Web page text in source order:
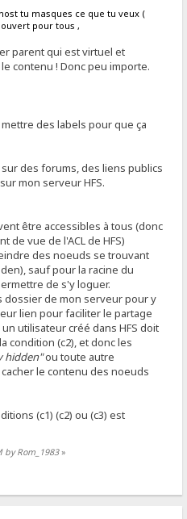
tu masques ce que tu veux (
pour tous ,
parent qui est virtuel et
contenu ! Donc peu importe.
des labels pour que ça
des forums, des liens publics
mon serveur HFS.
être accessibles à tous (donc
de vue de l'ACL de HFS)
des noeuds se trouvant
sauf pour la racine du
de s'y loguer.
dossier de mon serveur pour y
lien pour faciliter le partage
utilisateur créé dans HFS doit
condition (c2), et donc les
hidden"ou toute autre
le contenu des noeuds
(c1) (c2) ou (c3) est
by Rom_1983»